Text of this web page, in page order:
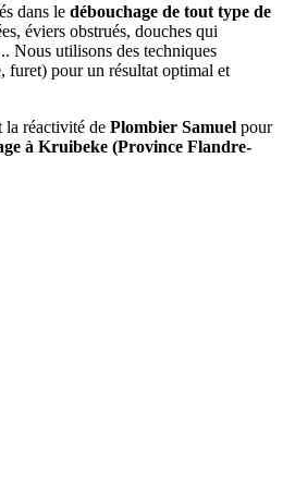
dans le débouchage de tout type de
éviers obstrués, douches qui
Nous utilisons des techniques
furet) pour un résultat optimal et
la réactivité de Plombier Samuel pour
à Kruibeke (Province Flandre-